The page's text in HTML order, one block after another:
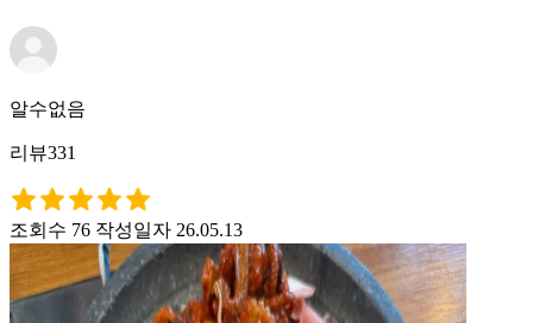
알수없음
리뷰331
조회수 76 작성일자 26.05.13